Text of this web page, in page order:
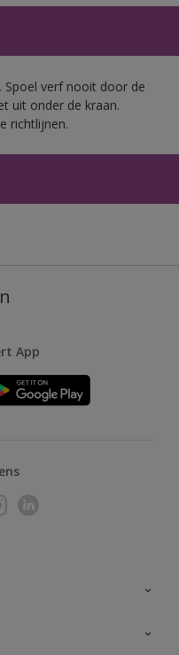
Spoel verf nooit door de
uit onder de kraan.
richtlijnen.
App